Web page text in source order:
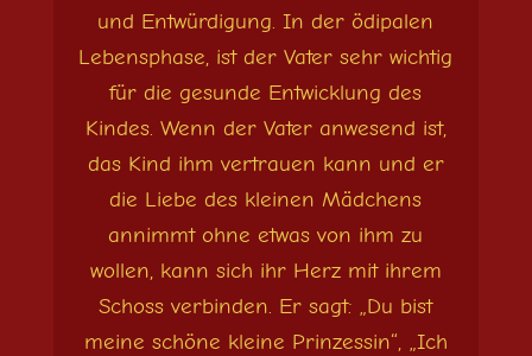
und Entwürdigung. In der ödipalen
Lebensphase, ist der Vater sehr wichtig
für die gesunde Entwicklung des
Kindes. Wenn der Vater anwesend ist,
das Kind ihm vertrauen kann und er
die Liebe des kleinen Mädchens
annimmt ohne etwas von ihm zu
wollen, kann sich ihr Herz mit ihrem
Schoss verbinden. Er sagt: „Du bist
meine schöne kleine Prinzessin“, „Ich